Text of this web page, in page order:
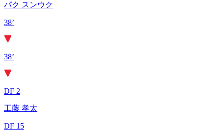
パク スンウク
38’
38’
DF 2
工藤 孝太
DF 15